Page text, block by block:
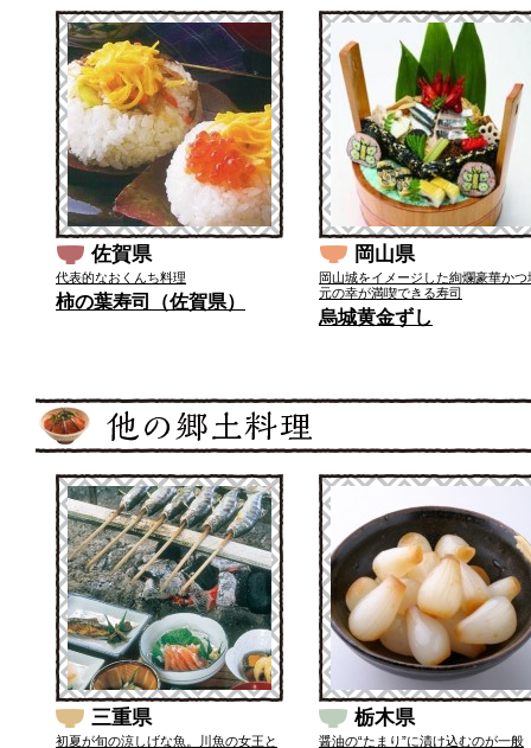
佐賀県
代表的なおくんち料理
柿の葉寿司（佐賀県）
岡山県
岡山城をイメージした絢爛豪華かつ
元の幸が満喫できる寿司
烏城黄金ずし
三重県
初夏が旬の涼しげな魚。川魚の女王と
栃木県
醤油の“たまり”に漬け込むのが一般